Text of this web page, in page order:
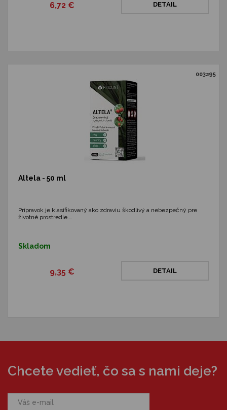
6,72 € DETAIL
003295
Altela - 50 ml
Prípravok je klasifikovaný ako zdraviu škodlivý a nebezpečný pre
životné prostredie.…
Skladom
9,35 € DETAIL
Chcete vedieť, čo sa s nami deje?